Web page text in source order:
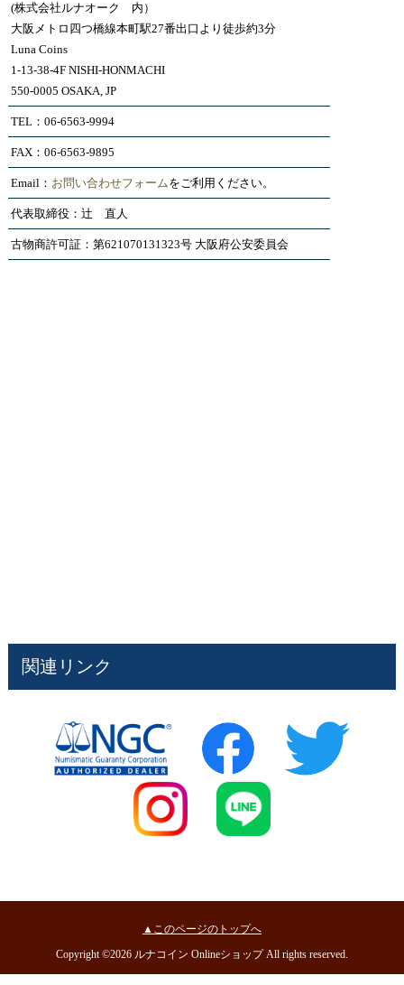
(株式会社ルナオーク 内）
大阪メトロ四つ橋線本町駅27番出口より徒歩約3分
Luna Coins
1-13-38-4F NISHI-HONMACHI
550-0005 OSAKA, JP
TEL：06-6563-9994
FAX：06-6563-9895
Email： お問い合わせフォームをご利用ください。
代表取締役：辻 直人
古物商許可証：第621070131323号 大阪府公安委員会
関連リンク
▲このページのトップへ
Copyright ©2026 ルナコイン Onlineショップ All rights reserved.